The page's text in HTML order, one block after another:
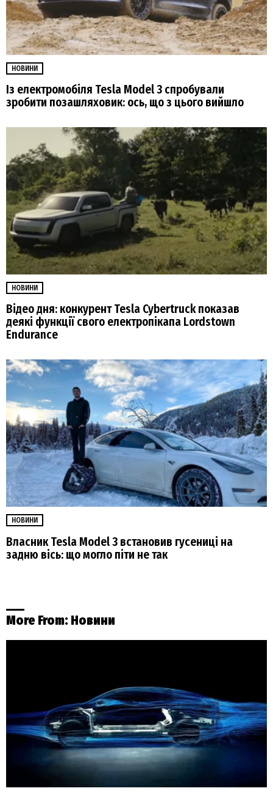
НОВИНИ
Із електромобіля Tesla Model 3 спробували
зробити позашляховик: ось, що з цього вийшло
НОВИНИ
Відео дня: конкурент Tesla Cybertruck показав
деякі функції свого електропікапа Lordstown
Endurance
НОВИНИ
Власник Tesla Model 3 встановив гусениці на
задню вісь: що могло піти не так
More From: Новини